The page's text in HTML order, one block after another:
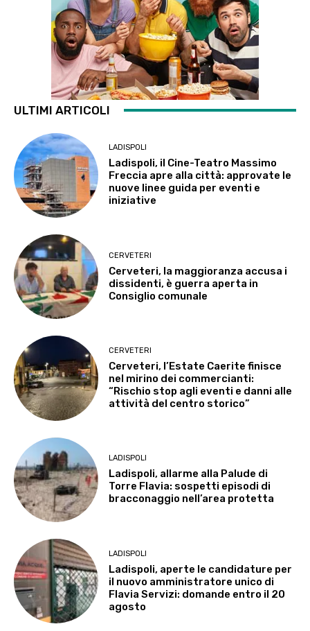
ULTIMI ARTICOLI
LADISPOLI
Ladispoli, il Cine-Teatro Massimo
Freccia apre alla città: approvate le
nuove linee guida per eventi e
iniziative
CERVETERI
Cerveteri, la maggioranza accusa i
dissidenti, è guerra aperta in
Consiglio comunale
CERVETERI
Cerveteri, l’Estate Caerite finisce
nel mirino dei commercianti:
“Rischio stop agli eventi e danni alle
attività del centro storico”
LADISPOLI
Ladispoli, allarme alla Palude di
Torre Flavia: sospetti episodi di
bracconaggio nell’area protetta
LADISPOLI
Ladispoli, aperte le candidature per
il nuovo amministratore unico di
Flavia Servizi: domande entro il 20
agosto